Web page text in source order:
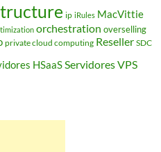
ip iRules MacVittie
orchestration overselling
private cloud computing Reseller SDC
HSaaSServidores VPS